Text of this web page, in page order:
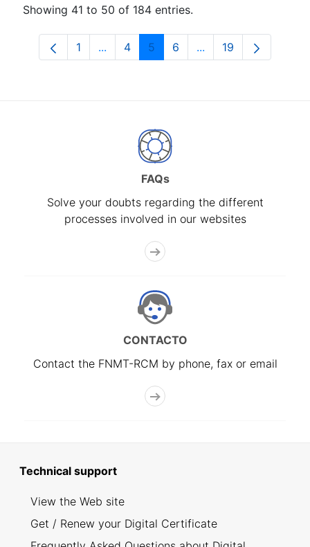
Showing 41 to 50 of 184 entries.
Page
1 ...Intermediate Pages Use TAB to
Page
4 Page
5 Page
6 ...Intermediate Pages
Page
19
FAQs
Solve your doubts regarding the different
processes involved in our websites
CONTACTO
Contact the FNMT-RCM by phone, fax or email
Technical support
View the Web site
Get / Renew your Digital Certificate